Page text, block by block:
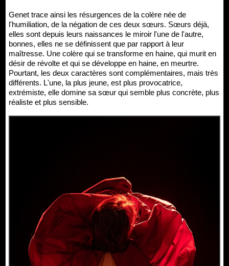
Genet trace ainsi les résurgences de la colère née de
l'humiliation, de la négation de ces deux sœurs. Sœurs déjà,
elles sont depuis leurs naissances le miroir l'une de l'autre,
bonnes, elles ne se définissent que par rapport à leur
maîtresse. Une colère qui se transforme en haine, qui murit en
désir de révolte et qui se développe en haine, en meurtre.
Pourtant, les deux caractères sont complémentaires, mais très
différents. L'une, la plus jeune, est plus provocatrice,
extrémiste, elle domine sa sœur qui semble plus concrète, plus
réaliste et plus sensible.